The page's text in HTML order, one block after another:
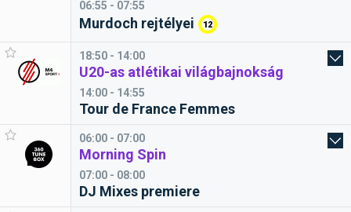
06:55 - 07:55
Murdoch rejtélyei 12
18:50 - 14:00
U20-as atlétikai világbajnokság
14:00 - 14:55
Tour de France Femmes
06:00 - 07:00
Morning Spin
07:00 - 08:00
DJ Mixes premiere